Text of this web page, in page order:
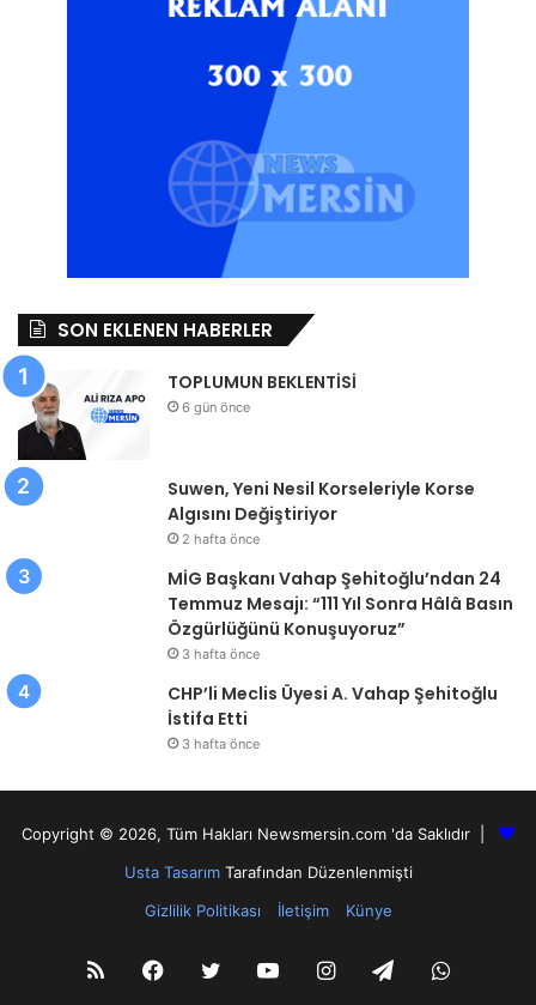
SON EKLENEN HABERLER
TOPLUMUN BEKLENTİSİ
6 gün önce
Suwen, Yeni Nesil Korseleriyle Korse
Algısını Değiştiriyor
2 hafta önce
MİG Başkanı Vahap Şehitoğlu’ndan 24
Temmuz Mesajı: “111 Yıl Sonra Hâlâ Basın
Özgürlüğünü Konuşuyoruz”
3 hafta önce
CHP’li Meclis Üyesi A. Vahap Şehitoğlu
İstifa Etti
3 hafta önce
Copyright © 2026, Tüm Hakları Newsmersin.com 'da Saklıdır |
Usta TasarımTarafından Düzenlenmişti
Gizlilik Politikası
İletişim Künye
RSS Facebook
TwitterYouTubeInstagram
Telegram